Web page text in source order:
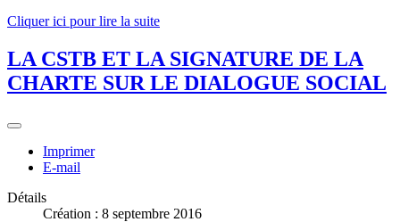
Cliquer ici pour lire la suite
LA CSTB ET LA SIGNATURE DE LA
CHARTE SUR LE DIALOGUE SOCIAL
Imprimer
E-mail
Détails
Création : 8 septembre 2016